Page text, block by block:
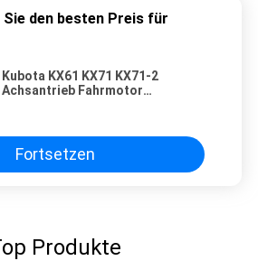
Sie den besten Preis für
Kubota KX61 KX71 KX71-2
Achsantrieb Fahrmotor
RB248-61290 RG448-61291
Fortsetzen
Produkte